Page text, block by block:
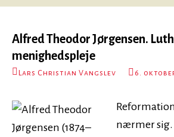
Alfred Theodor Jørgensen.
menighedspleje
Lars Christian Vangslev 6.
nærmer sig.